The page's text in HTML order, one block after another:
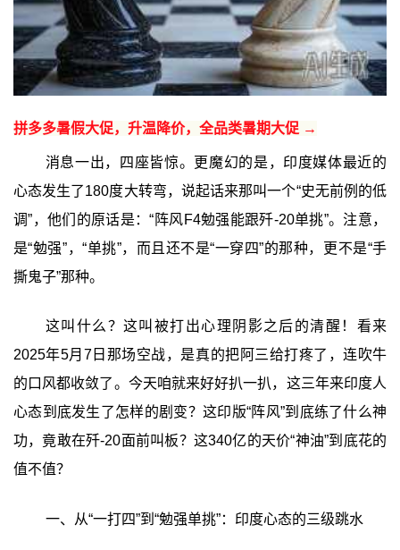
拼多多暑假大促，升温降价，全品类暑期大促 →
消息一出，四座皆惊。更魔幻的是，印度媒体最近的
心态发生了180度大转弯，说起话来那叫一个“史无前例的低
调”，他们的原话是：“阵风F4勉强能跟歼-20单挑”。注意，
是“勉强”，“单挑”，而且还不是“一穿四”的那种，更不是“手
撕鬼子”那种。
这叫什么？这叫被打出心理阴影之后的清醒！看来
2025年5月7日那场空战，是真的把阿三给打疼了，连吹牛
的口风都收敛了。今天咱就来好好扒一扒，这三年来印度人
心态到底发生了怎样的剧变？这印版“阵风”到底练了什么神
功，竟敢在歼-20面前叫板？这340亿的天价“神油”到底花的
值不值？
一、从“一打四”到“勉强单挑”：印度心态的三级跳水